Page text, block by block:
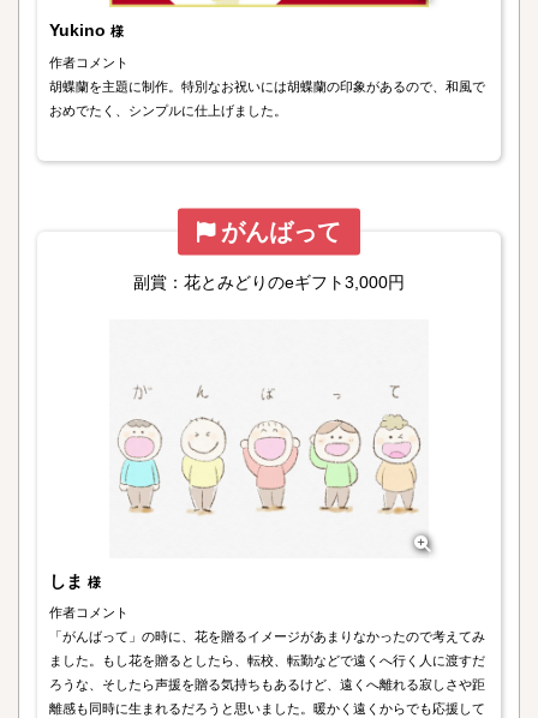
Yukino 様
作者コメント
胡蝶蘭を主題に制作。特別なお祝いには胡蝶蘭の印象があるので、和風で
おめでたく、シンプルに仕上げました。
がんばって
副賞：花とみどりのeギフト3,000円
しま 様
作者コメント
「がんばって」の時に、花を贈るイメージがあまりなかったので考えてみ
ました。もし花を贈るとしたら、転校、転勤などで遠くへ行く人に渡すだ
ろうな、そしたら声援を贈る気持ちもあるけど、遠くへ離れる寂しさや距
離感も同時に生まれるだろうと思いました。暖かく遠くからでも応援して